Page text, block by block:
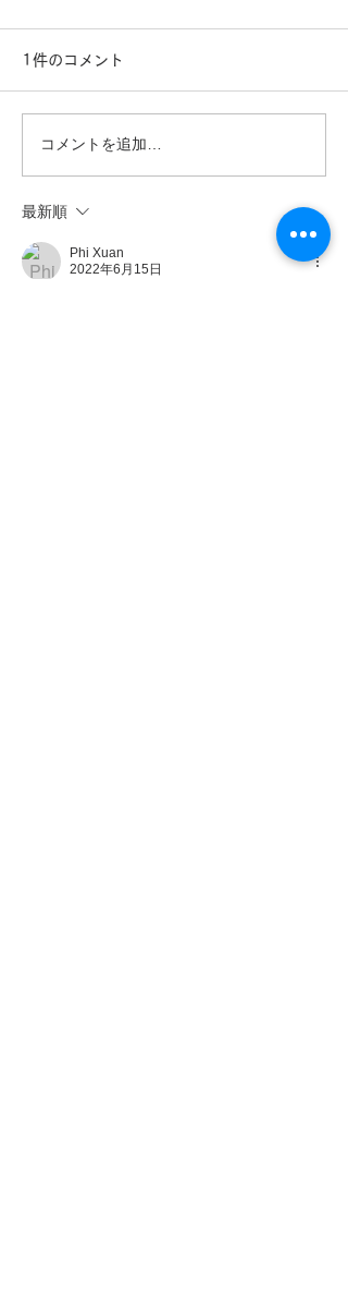
令和４年６月２６日に安
付け体験教室が行われま
1件のコメント
コメントを追加…
最新順
Phi Xuan
2022年6月15日